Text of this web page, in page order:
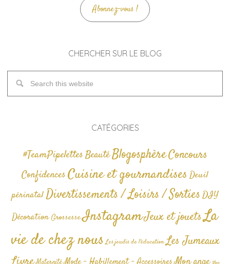
Abonnez-vous !
CHERCHER SUR LE BLOG
CATÉGORIES
#TeamPipelettesBeautéBlogosphèreConcours
Confidences Cuisine et gourmandises Deuil
périnatalDivertissements / Loisirs / SortiesDIY
Décoration GrossesseInstagramJeux et jouetsLa
vie de chez nous Les jeudis de l'éducation Les Jumeaux